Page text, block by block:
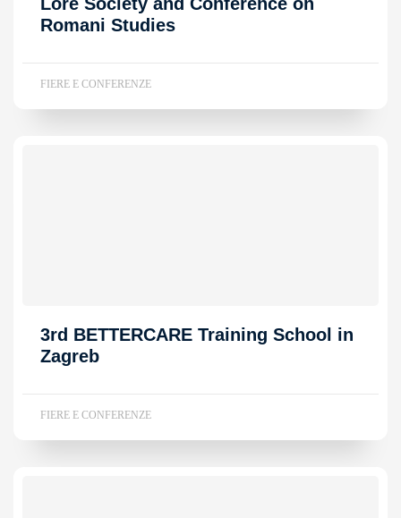
Romani Studies
FIERE E CONFERENZE
3rd BETTERCARE Training School in
Zagreb
FIERE E CONFERENZE